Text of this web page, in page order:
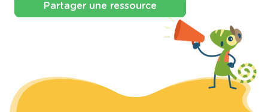
Partager une ressource